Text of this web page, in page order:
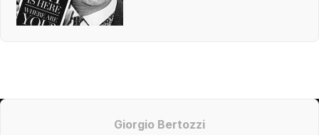
Giorgio Bertozzi